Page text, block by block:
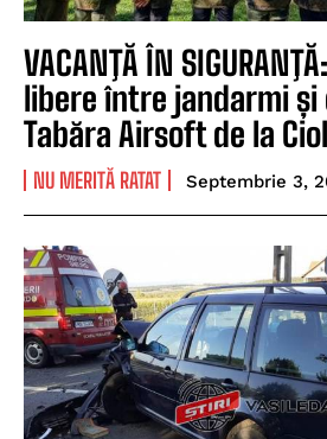
VACANŢĂ ÎN
libere între jandarmi și
Tabăra Airsoft de la
NU MERITĂ RATAT Septembrie 3,